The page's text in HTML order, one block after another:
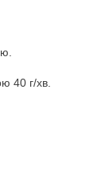
40 г/хв.